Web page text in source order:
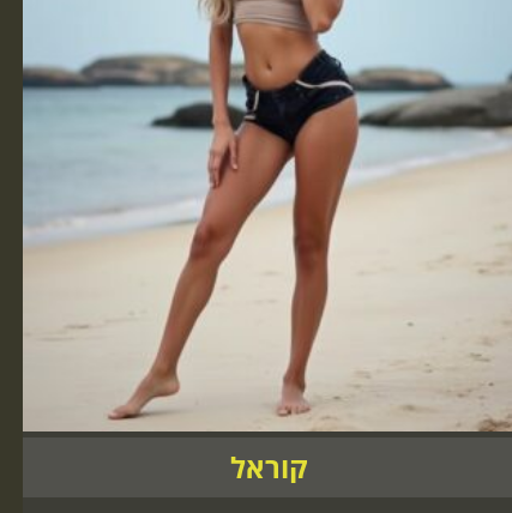
קוראל